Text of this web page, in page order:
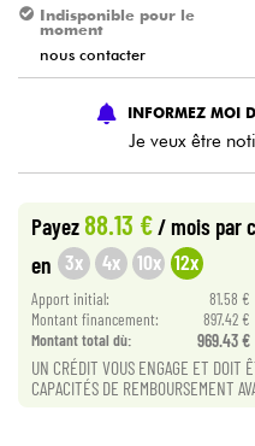
Violons & Quatuor
Eveil Musical
Câbles & Access.
Packs
Voir
Indisponible pour le
moment
nous contacter
INFORMEZ MOI
Je veux être
Payez 88.13 €/ mois par
en 3x 4x 10x 12x
Apport initial: 81.58 €
Montant financement:
897.42 €
Montant total dù:
969.43 €
UN CRÉDIT VOUS ENGAGE ET DOIT
CAPACITÉS DE REMBOURSEMENT